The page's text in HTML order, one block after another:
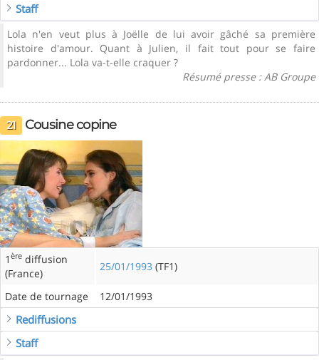
Staff
Lola n'en veut plus à Joëlle de lui avoir gâché sa première
histoire d'amour. Quant à Julien, il fait tout pour se faire
pardonner... Lola va-t-elle craquer ?
Résumé presse : AB Groupe
21 Cousine copine
1 ère diffusion
(France)
25/01/1993 (TF1)
Date de tournage 12/01/1993
Rediffusions
Staff